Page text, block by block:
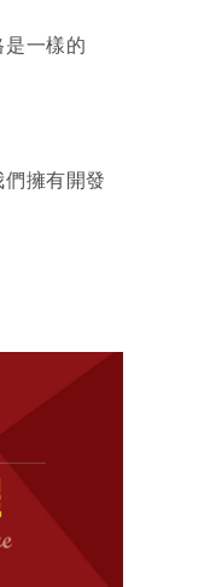
一樣的
擁有開發